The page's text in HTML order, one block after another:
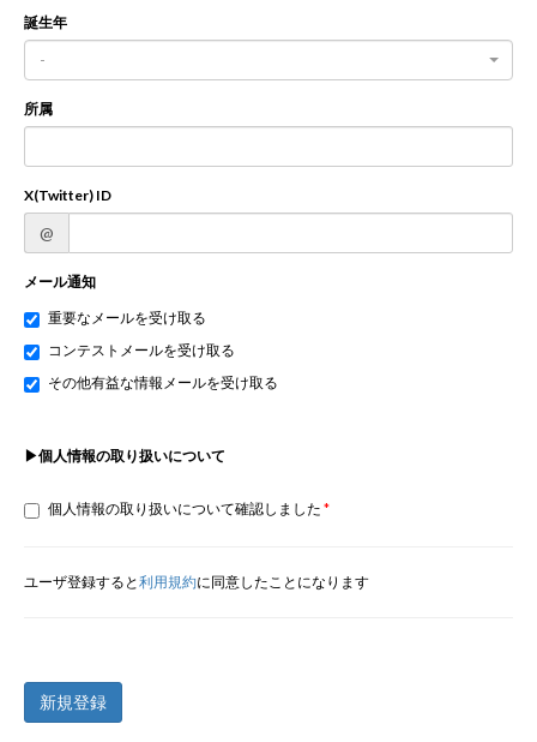
誕生年
-
所属
X(Twitter) ID
@
メール通知
重要なメールを受け取る
コンテストメールを受け取る
その他有益な情報メールを受け取る
▶個人情報の取り扱いについて
個人情報の取り扱いについて確認しました
ユーザ登録すると利用規約に同意したことになります
新規登録